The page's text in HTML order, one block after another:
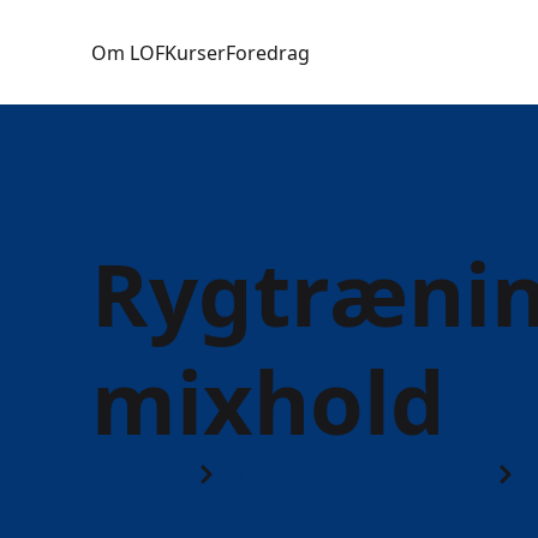
Om LOFKurserForedrag
mixhold